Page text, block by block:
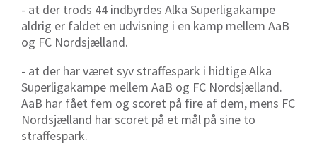
- at der trods 44 indbyrdes Alka Superligakampe
aldrig er faldet en udvisning i en kamp mellem AaB
og FC Nordsjælland.
- at der har været syv straffespark i hidtige Alka
Superligakampe mellem AaB og FC Nordsjælland.
AaB har fået fem og scoret på fire af dem, mens FC
Nordsjælland har scoret på et mål på sine to
straffespark.